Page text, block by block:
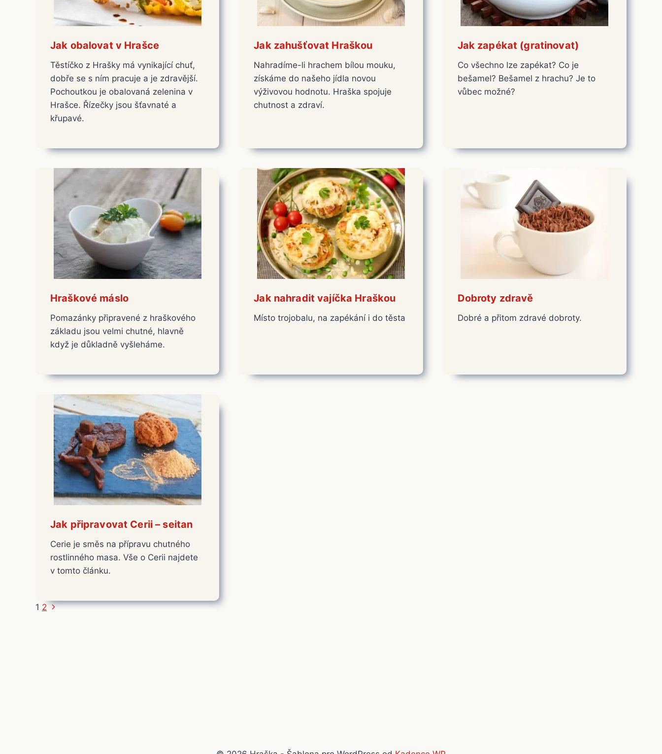
Jak obalovat v Hrašce
Těstíčko z Hrašky má vynikající chuť,
dobře se s ním pracuje a je zdravější.
Pochoutkou je obalovaná zelenina v
Hrašce. Řízečky jsou šťavnaté a
křupavé.
Jak zahušťovat Hraškou
Nahradíme-li hrachem bílou mouku,
získáme do našeho jídla novou
výživovou hodnotu. Hraška spojuje
chutnost a zdraví.
Jak zapékat (gratinovat)
Co všechno lze zapékat? Co je
bešamel? Bešamel z hrachu? Je to
vůbec možné?
Hraškové máslo
Pomazánky připravené z hraškového
základu jsou velmi chutné, hlavně
když je důkladně vyšleháme.
Jak nahradit vajíčka Hraškou
Místo trojobalu, na zapékání i do těsta
Dobroty zdravě
Dobré a přitom zdravé dobroty.
Jak připravovat Cerii – seitan
Cerie je směs na přípravu chutného
rostlinného masa. Vše o Cerii najdete
v tomto článku.
Navigace
1 2 Další